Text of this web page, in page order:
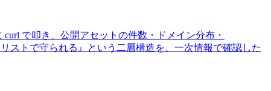
で叩き、公開アセットの件数・ドメイン分布・
ストで守られる』という二層構造を、一次情報で確認した